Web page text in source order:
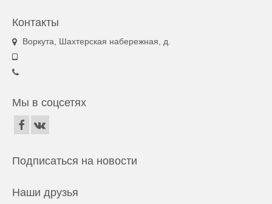
Контакты
Воркута, Шахтерская набережная, д.
Мы в соцсетях
Подписаться на новости
Наши друзья